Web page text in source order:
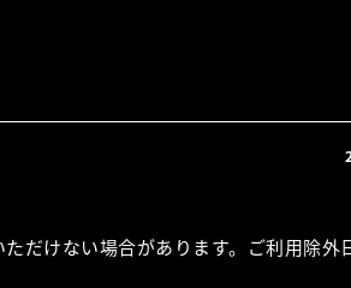
だけない場合があります。ご利用除外